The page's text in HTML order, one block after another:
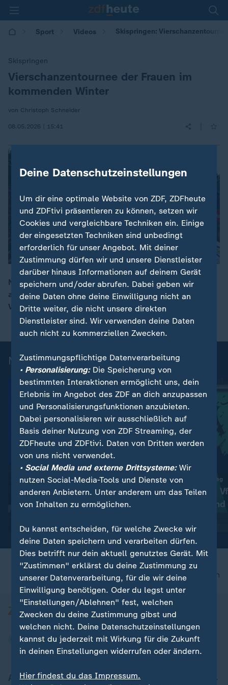
Sport Videos Skispringen:
Skispringen
:
Vierschanzentournee der Frauen im
kommenden Winter
von Christoph Schneider
08.05.2026 | 15:41
00:16
Nun ist es offiziell: Ab 2026/27 springen erstmals
auch die Frauen an allen vier Orten der
Vierschanzentournee.
Mehr News aus dem Sport
Schwer angezählter FIFA-Chef:
Wer Infantino noch die Treue
hält - und wer nicht
Projekt Wiederaufstieg
2. Bundesliga:
- favorisiert
nach oben
Aktuell bei ZDFheute
Deine Datenschutzeinstellungen
Um dir eine optimale Website von ZDF, ZDFheute
und ZDFtivi präsentieren zu können, setzen wir
Cookies und vergleichbare Techniken ein. Einige
der eingesetzten Techniken sind unbedingt
erforderlich für unser Angebot. Mit deiner
Zustimmung dürfen wir und unsere Dienstleister
darüber hinaus Informationen auf deinem Gerät
speichern und/oder abrufen. Dabei geben wir
deine Daten ohne deine Einwilligung nicht an
Dritte weiter, die nicht unsere direkten
Dienstleister sind. Wir verwenden deine Daten
auch nicht zu kommerziellen Zwecken.
Zustimmungspflichtige Datenverarbeitung
• Personalisierung:Die Speicherung von
bestimmten Interaktionen ermöglicht uns, dein
Erlebnis im Angebot des ZDF an dich anzupassen
und Personalisierungsfunktionen anzubieten.
Dabei personalisieren wir ausschließlich auf
Basis deiner Nutzung von ZDF Streaming, der
ZDFheute und ZDFtivi. Daten von Dritten werden
von uns nicht verwendet.
• Social Media und externe Drittsysteme:Wir
nutzen Social-Media-Tools und Dienste von
anderen Anbietern. Unter anderem um das Teilen
von Inhalten zu ermöglichen.
Du kannst entscheiden, für welche Zwecke wir
deine Daten speichern und verarbeiten dürfen.
Dies betrifft nur dein aktuell genutztes Gerät. Mit
"Zustimmen" erklärst du deine Zustimmung zu
unserer Datenverarbeitung, für die wir deine
Einwilligung benötigen. Oder du legst unter
"Einstellungen/Ablehnen" fest, welchen
Zwecken du deine Zustimmung gibst und
welchen nicht. Deine Datenschutzeinstellungen
kannst du jederzeit mit Wirkung für die Zukunft
in deinen Einstellungen widerrufen oder ändern.
Hier findest du das Impressum.